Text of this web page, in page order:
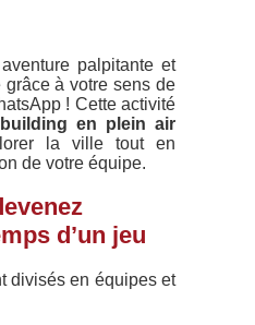
palpitante et
à votre sens de
! Cette activité
en plein air
la ville tout en
de votre équipe.
d’un jeu
divisés en équipes et